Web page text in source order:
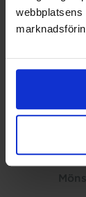
webbplatsens